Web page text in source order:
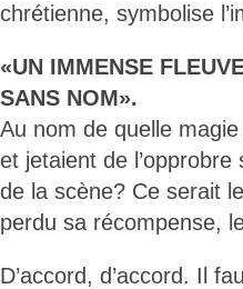
chrétienne, symbolise
«UN IMMENSE
SANS NOM».
Au nom de quelle
et jetaient de
de la scène? Ce serait
perdu sa récompense,
D’accord, d’accord. Il